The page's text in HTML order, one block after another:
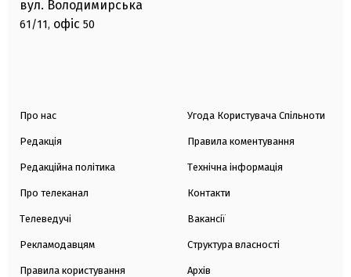
вул. Володимирська
61/11, офіс 50
Про нас
Редакція
Редакційна політика
Про телеканал
Телеведучі
Рекламодавцям
Правила користування
Угода Користувача Спільноти
Правила коментування
Технічна інформація
Контакти
Вакансії
Структура власності
Архів